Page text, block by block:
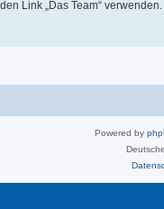
Link „Das Team“ verwenden.
Powered by